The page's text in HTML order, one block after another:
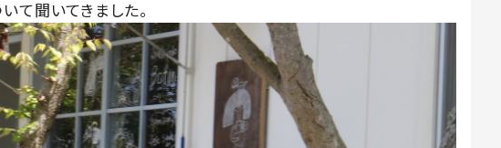
て聞いてきました。